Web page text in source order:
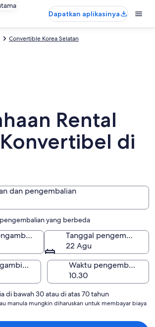
Dapatkan aplikasinya
Convertible Korea Selatan
Rental
di
dan pengembalian
yang berbeda
Tanggal pengambilan
Tanggal pengembalian
22 Agu
Waktu pengambilan
Waktu pengembalian
di bawah 30 atau di atas 70 tahun
manula mungkin diharuskan untuk membayar biaya